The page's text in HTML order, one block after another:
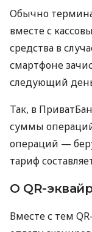
Обычно
вместе с
средства в
смартфоне
следующий
Так, в
суммы
операций —
тариф
О QR-
Вместе с тем